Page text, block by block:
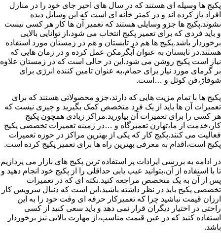
پکیج ها وسیله ای هستند که در سال های اخیر جای خود را در منازل
افراد باز کرده اند و در کمتر خانه ای است که این وسایل دیده
نشوند.پکیج ها جزو وسایلی هستند که تعمیر آن ها کار هر کسی نیست
و باید فردی که برای تعمیر پکیج انتخاب می شود،از توانایی بالایی
برخوردار باشد.پکیج ها هم در تابستان و هم در زمستان مورد استفاده
هستند.در تابستان به عنوان آبگرمکن عمل کرده و در زمان هایی که
نیاز است پکیج روشن می شود.این در حالی است که در زمستان علاوه
بر گرمای مورد نیاز برای حمام،به عنوان تامین کننده انرژی برای
شوفاژ،فن کوئل و …است.
پکیج ها با تمام مزیت هایی که دارند،جزو محصولاتی هستند که برای
تعمیرات آن ها باید از یک فرد متخصص کمک بگیرید و چیزی نیست که
هر کسی را برای تعمیرات آن بیاورید.مراکز زیادی همچون پکیج
کار،خدمت از ما،تهارن تعمیرگاه و …در زمینه تعمیرات تخصصی پکیج
فعالیت می کنند.پکیج کار که یکی از بهترین مراکز در حوزه تعمیرات
پکیج است،اقدام به معرفی بهترین راه ها برای تعمیر پکیج کرده است.
در ادامه به بررسی ایرادات پر استفاده ترین پکیج های بازار می پردازیم
تا با استفاده از آن،بتوانید عیب یابی حداقلی را از پکیج خود انجام دهید و
پس از آن به یک متخصص مراجعه کنید.نکته ای که در تعمیرات
تخصصی پکیج باید در نظر داشته باشید،این است که دنبال سرویس کار
ارزان قیمت نباشید چرا که تعمیرکار حرفه ای وقت خود را به این
راحتی در اختیار دیگران قرار نمی دهد و باید سعی کنید از کسی
استفاده کنید که در عین قیمت مناسب،از مهارت بالایی نیز برخوردار
باشد.